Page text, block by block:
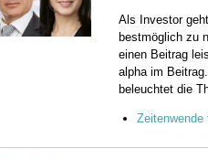
Als Investor
bestmöglich zu
einen Beitrag
alpha im
beleuchtet die
Zeitenwende